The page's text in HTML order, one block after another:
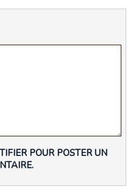
POUR POSTER UN